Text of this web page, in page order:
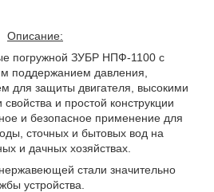
Описание:
погружной ЗУБР НПФ-1100 с
поддержанием давления,
для защиты двигателя, высокими
и простой конструкции
и безопасное применение для
сточных и бытовых вод на
и дачных хозяйствах.
стали значительно
устройства.